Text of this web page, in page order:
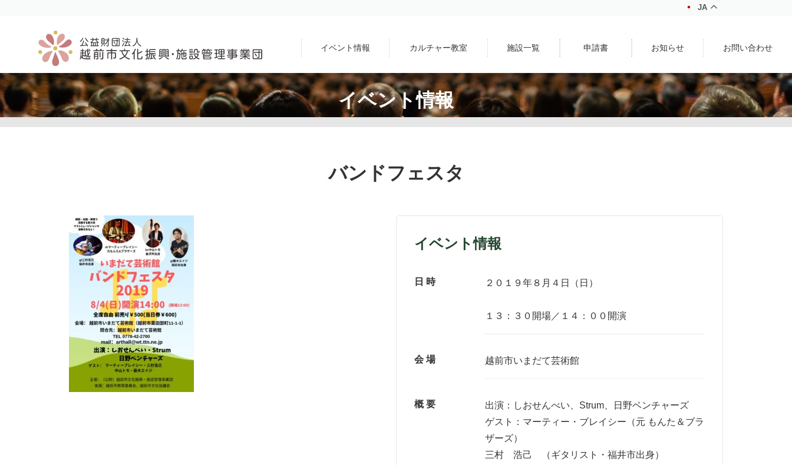
ス
キ
ッ
プ
ン
に
移
動
JA
イベント情報 カルチャー教室 施設一覧 申請書 お知らせ お問い合わせ
イベント情報
バンドフェスタ
イベント情報
日 時 ２０１９年８月４日（日）
１３：３０開場／１４：００開演
会 場 越前市いまだて芸術館
概 要
出演：しおせんべい、Strum、日野ベンチャーズ
ゲスト：マーティー・ブレイシー（元 もんた＆ブラ
ザーズ）
三村 浩己 （ギタリスト・福井市出身）